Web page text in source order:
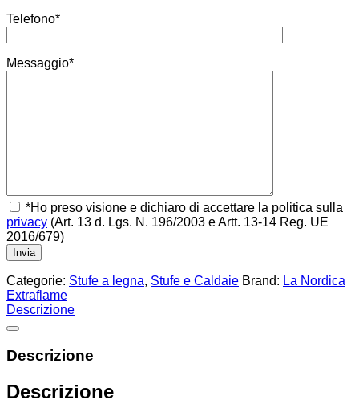
Telefono*
Messaggio*
*Ho preso visione e dichiaro di accettare la politica sulla
privacy (Art. 13 d. Lgs. N. 196/2003 e Artt. 13-14 Reg. UE
2016/679)
Categorie: Stufe a legna, Stufe e Caldaie Brand: La Nordica
Extraflame
Descrizione
Descrizione
Descrizione